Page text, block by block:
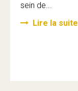
sein de...
Lire la suite